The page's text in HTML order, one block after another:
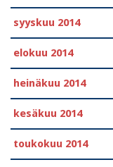
syyskuu 2014
elokuu 2014
heinäkuu 2014
kesäkuu 2014
toukokuu 2014